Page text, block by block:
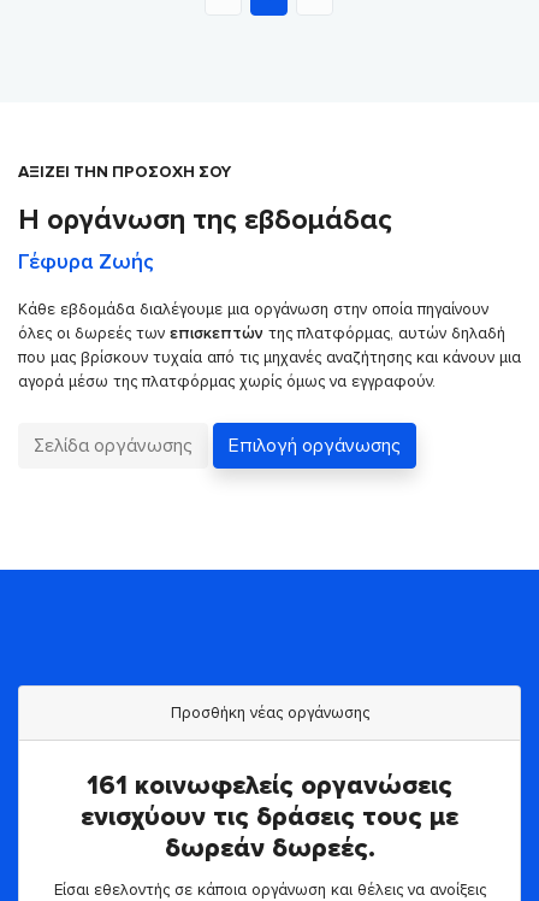
ΑΞΙΖΕΙ ΤΗΝ ΠΡΟΣΟΧΗ ΣΟΥ
Η οργάνωση της εβδομάδας
Γέφυρα Ζωής
Κάθε εβδομάδα διαλέγουμε μια οργάνωση στην οποία πηγαίνουν
όλες οι δωρεές των επισκεπτών της πλατφόρμας, αυτών δηλαδή
που μας βρίσκουν τυχαία από τις μηχανές αναζήτησης και κάνουν μια
αγορά μέσω της πλατφόρμας χωρίς όμως να εγγραφούν.
Σελίδα οργάνωσης Επιλογή οργάνωσης
Προσθήκη νέας οργάνωσης
161 κοινωφελείς οργανώσεις
ενισχύουν τις δράσεις τους με
δωρεάν δωρεές.
Είσαι εθελοντής σε κάποια οργάνωση και θέλεις να ανοίξεις